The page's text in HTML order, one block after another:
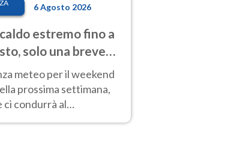
6 Agosto 2026
estremo fino a
solo una breve
dove
meteo per il weekend
prossima settimana,
ci condurrà al
vede ancora